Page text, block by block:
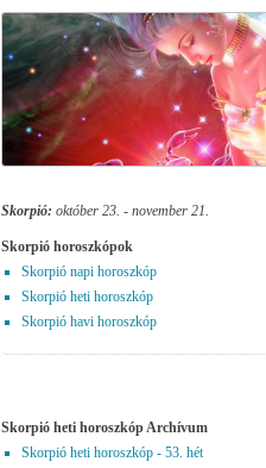
Skorpió: október 23. - november 21.
Skorpió horoszkópok
Skorpió napi horoszkóp
Skorpió heti horoszkóp
Skorpió havi horoszkóp
Skorpió heti horoszkóp Archívum
Skorpió heti horoszkóp - 53. hét